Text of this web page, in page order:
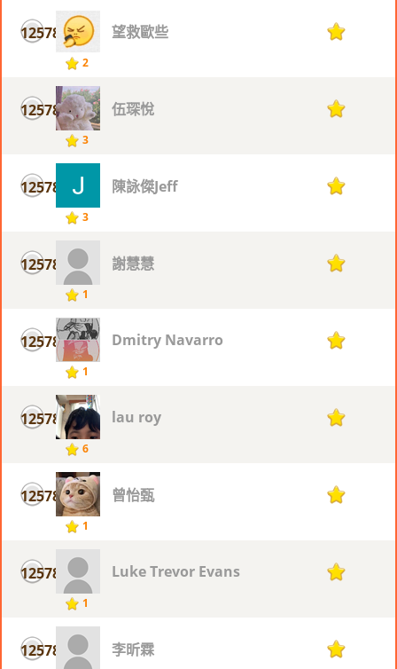
12578
2
望救歐些 1
12578
3
伍琛悅 1
12578
3
陳詠傑Jeff 1
12578
1
謝慧慧 1
12578
1
Dmitry Navarro 1
12578
6
lau roy 1
12578
1
曾怡甄 1
12578
1
Luke Trevor Evans 1
12578 李昕霖 1